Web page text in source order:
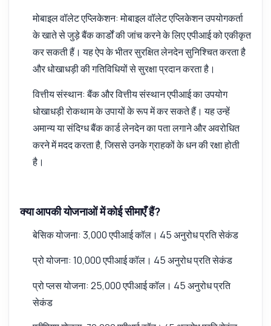
मोबाइल वॉलेट एप्लिकेशन: मोबाइल वॉलेट एप्लिकेशन उपयोगकर्ता
के खाते से जुड़े बैंक कार्डों की जांच करने के लिए एपीआई को एकीकृत
कर सकती हैं। यह ऐप के भीतर सुरक्षित लेनदेन सुनिश्चित करता है
और धोखाधड़ी की गतिविधियों से सुरक्षा प्रदान करता है।
वित्तीय संस्थान: बैंक और वित्तीय संस्थान एपीआई का उपयोग
धोखाधड़ी रोकथाम के उपायों के रूप में कर सकते हैं। यह उन्हें
अमान्य या संदिग्ध बैंक कार्ड लेनदेन का पता लगाने और अवरोधित
करने में मदद करता है, जिससे उनके ग्राहकों के धन की रक्षा होती
है।
क्या आपकी योजनाओं में कोई सीमाएँ हैं?
बेसिक योजना: 3,000 एपीआई कॉल। 45 अनुरोध प्रति सेकंड
प्रो योजना: 10,000 एपीआई कॉल। 45 अनुरोध प्रति सेकंड
प्रो प्लस योजना: 25,000 एपीआई कॉल। 45 अनुरोध प्रति
सेकंड